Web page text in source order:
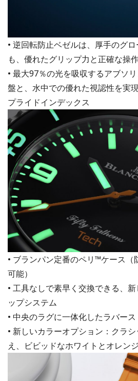
• 逆回転防止ベゼルは、厚手のグ
も、優れたグリップ力と正確な操作
• 最大97％の光を吸収するアブソ
盤と、水中での優れた視認性を実
プライドインデックス
• ブランパン定番のペリ™ケース（
可能）
• 工具なしで素早く交換できる、
ップシステム
• 中央のラグに一体化したラバー
• 新しいカラーオプション：クラ
え、ビビッドなホワイトとオレンジ